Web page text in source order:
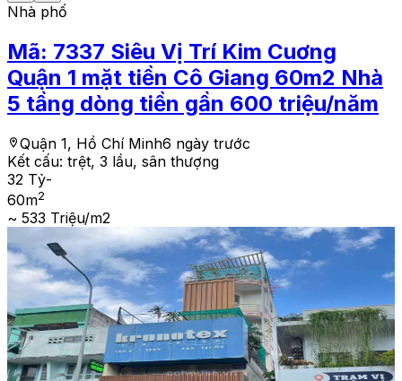
Nhà phố
Mã: 7337 Siêu Vị Trí Kim Cuơng
Quận 1 mặt tiền Cô Giang 60m2 Nhà
5 tầng dòng tiền gần 600 triệu/năm
Quận 1, Hồ Chí Minh6 ngày trước
Kết cấu: trệt, 3 lầu, sân thượng
32 Tỷ-
60m2
~ 533 Triệu/m2